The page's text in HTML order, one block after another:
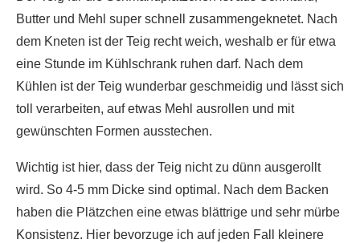
Butter und Mehl super schnell zusammengeknetet. Nach
dem Kneten ist der Teig recht weich, weshalb er für etwa
eine Stunde im Kühlschrank ruhen darf. Nach dem
Kühlen ist der Teig wunderbar geschmeidig und lässt sich
toll verarbeiten, auf etwas Mehl ausrollen und mit
gewünschten Formen ausstechen.
Wichtig ist hier, dass der Teig nicht zu dünn ausgerollt
wird. So 4-5 mm Dicke sind optimal. Nach dem Backen
haben die Plätzchen eine etwas blättrige und sehr mürbe
Konsistenz. Hier bevorzuge ich auf jeden Fall kleinere